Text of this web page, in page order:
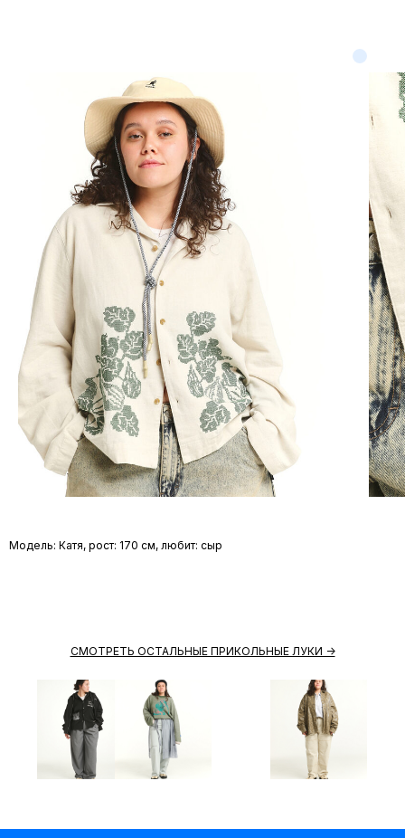
Модель: Катя, рост: 170 см, любит: сыр
СМОТРЕТЬ ОСТАЛЬНЫЕ ПРИКОЛЬНЫЕ ЛУКИ ->